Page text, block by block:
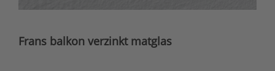
Frans balkon verzinkt matglas